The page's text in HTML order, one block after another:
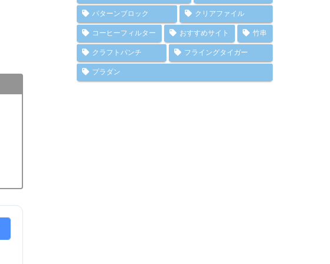
パターンブロック クリアファイル
コーヒーフィルター おすすめサイト 竹串
クラフトパンチ フライングタイガー
プラダン